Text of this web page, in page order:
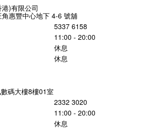
)有限公司
惠豐中心地下 4-6 號舖
5337 6158
11:00 - 20:00
休息
休息
碼大樓8樓01室
2332 3020
11:00 - 20:00
休息